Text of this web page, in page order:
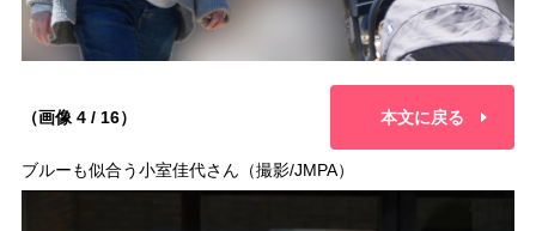
（画像 4 / 16） 本文に戻る
ブルーも似合う小室佳代さん（撮影/JMPA）